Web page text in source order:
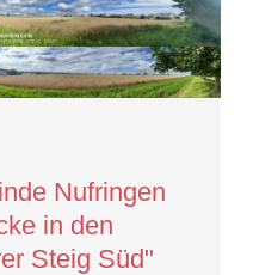
Nufringen
in den
Steig Süd"